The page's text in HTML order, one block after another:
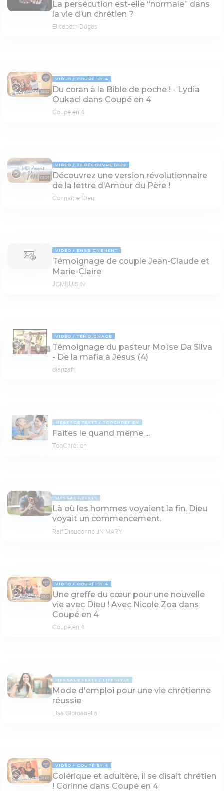
La persécution est-elle “normale” dans
la vie d’un chrétien ?
Elisabeth Dugas
32:52
VIDÉO COUPÉ EN 4
Du coran à la Bible de poche ! - Lydia
Oukaci dans Coupé en 4
Coupé en 4
03:29
VIDÉO JE DÉCOUVRE DIEU
Découvrez une version révolutionnaire
de la lettre d'Amour du Père !
Connaître Dieu
VIDÉO ENSEIGNEMENT
Témoignage de couple Jean-Claude et
Marie-Claire
JCMBUIS.tv
19:59
VIDÉO TÉMOIGNAGE
Témoignage du pasteur Moïse Da Silva
- De la mafia à Jésus (4)
dianzafr
MESSAGE TEXTE TOPCHRÉTIEN
Faites le quand même ...
TopChrétien
MESSAGE TEXTE
Là où les hommes voyaient la fin, Dieu
voyait un commencement.
Ralf Dieudonné JN MARY
29:01
VIDÉO COUPÉ EN 4
Une greffe du cœur pour une nouvelle
vie avec Dieu ! Avec Nicole Zoa dans
Coupé en 4
Coupé en 4
MESSAGE TEXTE LIFESTYLE
Mode d'emploi pour une vie chrétienne
réussie
Lisa Giordanella
29:05
VIDÉO COUPÉ EN 4
Colérique et adultère, il se disait chrétien
! Corinne dans Coupé en 4